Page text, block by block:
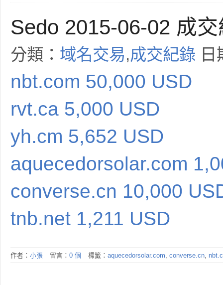
Sedo 2015-06-02 成
分類： 域名交易,成交紀錄
nbt.com 50,000 USD
rvt.ca 5,000 USD
yh.cm 5,652 USD
aquecedorsolar.com
converse.cn 10,000
tnb.net 1,211 USD
作者： 小張 留言： 0 個 標籤： aquecedorsolar.com, converse.cn,